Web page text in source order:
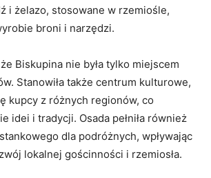
i żelazo, stosowane w rzemiośle,
broni i narzędzi.
Biskupina nie była tylko miejscem
Stanowiła także centrum kulturowe,
⁣kupcy⁣ z ⁤różnych regionów, co
idei i tradycji. Osada‌ pełniła również
dla podróżnych, wpływając
lokalnej gościnności i rzemiosła.